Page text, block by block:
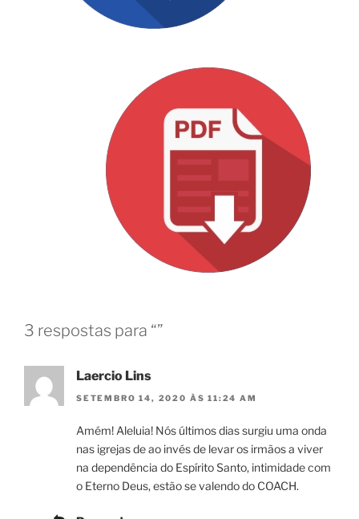
3 respostas para “”
Laercio Lins
SETEMBRO 14, 2020 ÀS 11:24 AM
Amém! Aleluia! Nós últimos dias surgiu uma onda
nas igrejas de ao invés de levar os irmãos a viver
na dependência do Espírito Santo, intimidade com
o Eterno Deus, estão se valendo do COACH.